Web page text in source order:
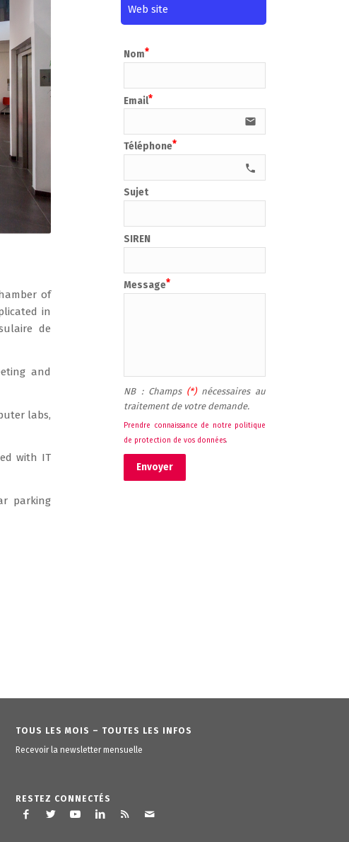
of
in
de
and
labs,
with IT
parking
Web site
Nom
Email
email
Téléphone
call e0b0
Sujet
SIREN
Message
NB : Champs (*) nécessaires au
traitement de votre demande.
Prendre connaissance de notre politique
de protection de vos données.
Envoyer
TOUS LES MOIS – TOUTES LES INFOS
Recevoir la newsletter mensuelle
RESTEZ CONNECTÉS